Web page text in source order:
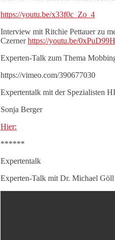
https://youtu.be/x33f0c_Zo_4
Interview mit Ritchie Pettauer zu
Czernerhttps://youtu.be/
Experten-Talk zum Thema
https://vimeo.com/390677030
Expertentalk mit der Spezialisten
Sonja Berger
Hier:
******
Expertentalk
Experten-Talk mit Dr. Michael